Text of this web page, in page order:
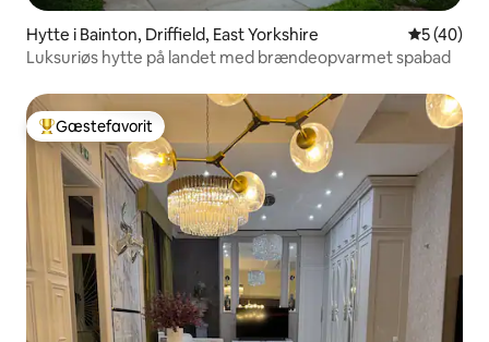
Hytte i Bainton, Driffield, East Yorkshire 5 ud af 5 i
5 (40)
Luksuriøs hytte på landet med brændeopvarmet spabad
Bedste gæstefavorit
Gæstefavorit